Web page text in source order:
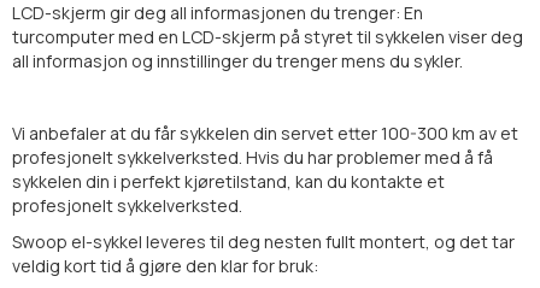
LCD-skjerm gir deg all informasjonen du trenger: En
turcomputer med en LCD-skjerm på styret til sykkelen viser deg
all informasjon og innstillinger du trenger mens du sykler.
Vi anbefaler at du får sykkelen din servet etter 100-300 km av et
profesjonelt sykkelverksted. Hvis du har problemer med å få
sykkelen din i perfekt kjøretilstand, kan du kontakte et
profesjonelt sykkelverksted.
Swoop el-sykkel leveres til deg nesten fullt montert, og det tar
veldig kort tid å gjøre den klar for bruk: